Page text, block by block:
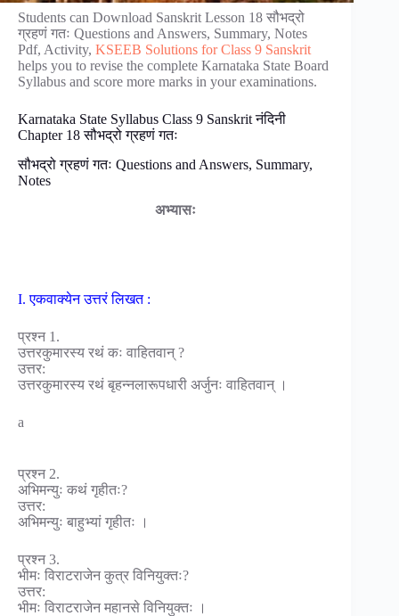
Students can Download Sanskrit Lesson 18 सौभद्रो
ग्रहणं गतः Questions and Answers, Summary, Notes
Pdf, Activity, KSEEB Solutions for Class 9 Sanskrit
helps you to revise the complete Karnataka State Board
Syllabus and score more marks in your examinations.
Karnataka State Syllabus Class 9 Sanskrit नंदिनी
Chapter 18 सौभद्रो ग्रहणं गतः
सौभद्रो ग्रहणं गतः Questions and Answers, Summary,
Notes
अभ्यासः
I. एकवाक्येन उत्तरं लिखत :
प्रश्न 1.
उत्तरकुमारस्य रथं कः वाहितवान् ?
उत्तर:
उत्तरकुमारस्य रथं बृहन्नलारूपधारी अर्जुनः वाहितवान् ।
a
प्रश्न 2.
अभिमन्युः कथं गृहीतः?
उत्तर:
अभिमन्युः बाहुभ्यां गृहीतः ।
प्रश्न 3.
भीमः विराटराजेन कुत्र विनियुक्तः?
उत्तर:
भीमः विराटराजेन महानसे विनियुक्तः ।